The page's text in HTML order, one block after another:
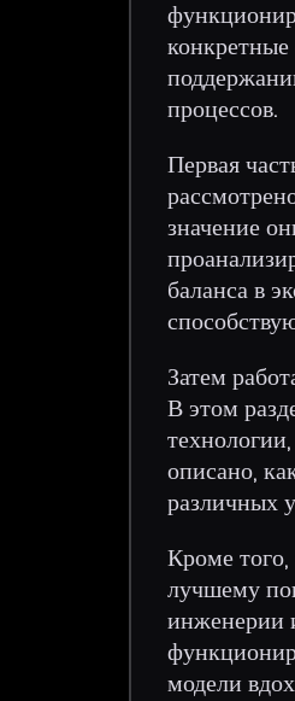
процессов.
Первая
значение
баланса в
Затем
В этом
описано,
различных
Кроме
лучшему
инженерии
модели